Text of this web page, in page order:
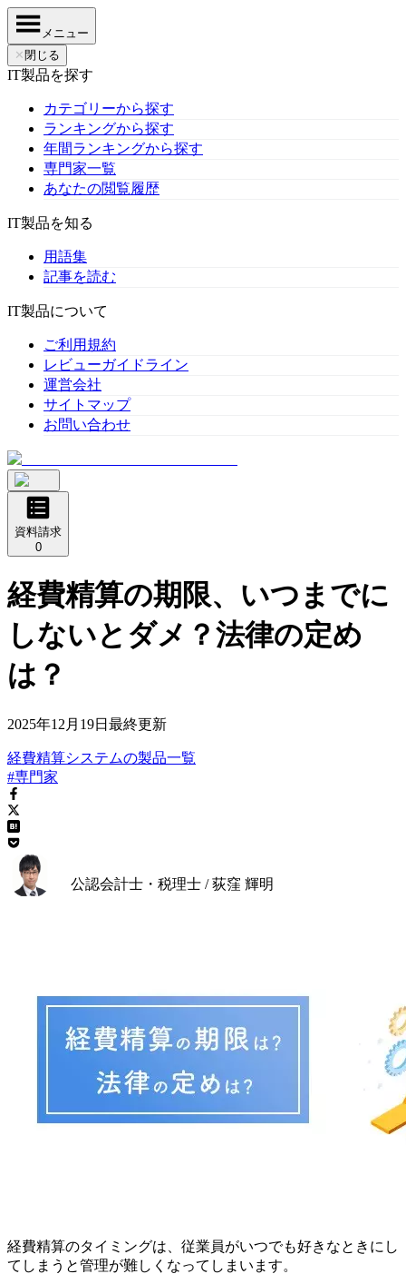
メニュー
✕ 閉じる
IT製品を探す
カテゴリーから探す
ランキングから探す
年間ランキングから探す
専門家一覧
あなたの閲覧履歴
IT製品を知る
用語集
記事を読む
IT製品について
ご利用規約
レビューガイドライン
運営会社
サイトマップ
お問い合わせ
資料請求
0
経費精算の期限、いつまでに
しないとダメ？法律の定め
は？
2025年12月19日 最終更新
経費精算システムの製品一覧
#専門家
公認会計士・税理士 / 荻窪 輝明
経費精算のタイミングは、従業員がいつでも好きなときにし
てしまうと管理が難しくなってしまいます。